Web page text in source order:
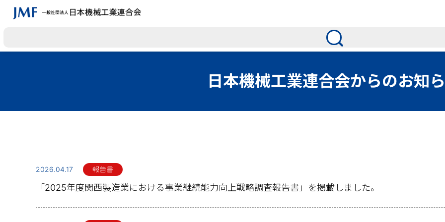
日本機械工業連合会からのお知
2026.04.17 報告書
「2025年度関西製造業における事業継続能力向上戦略調査報告書」を掲載しました。